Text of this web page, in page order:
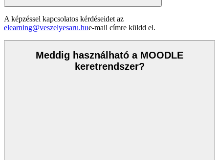
A képzéssel kapcsolatos kérdéseidet az
elearning@veszelyesaru.hue-mail címre küldd el.
Meddig használható a MOODLE
keretrendszer?